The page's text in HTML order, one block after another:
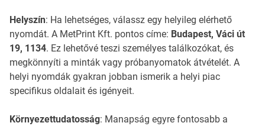
Helyszín: Ha lehetséges, válassz egy helyileg elérhető
nyomdát. A MetPrint Kft. pontos címe: Budapest, Váci út
19, 1134. Ez lehetővé teszi személyes találkozókat, és
megkönnyíti a minták vagy próbanyomatok átvételét. A
helyi nyomdák gyakran jobban ismerik a helyi piac
specifikus oldalait és igényeit.
Környezettudatosság: Manapság egyre fontosabb a